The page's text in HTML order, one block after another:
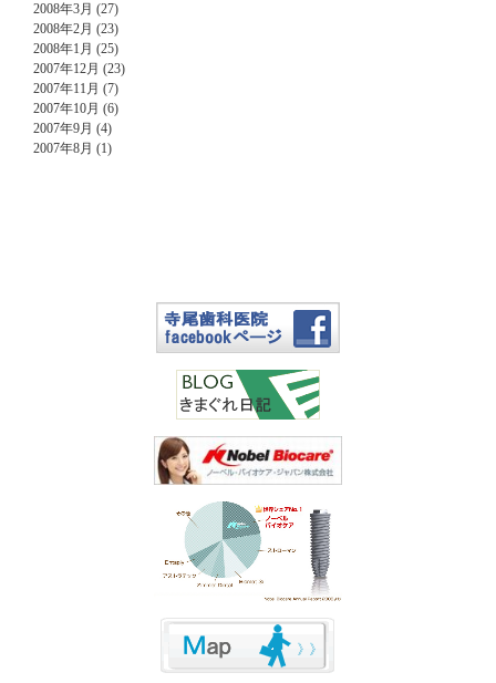
2008年3月 (27)
2008年2月 (23)
2008年1月 (25)
2007年12月 (23)
2007年11月 (7)
2007年10月 (6)
2007年9月 (4)
2007年8月 (1)